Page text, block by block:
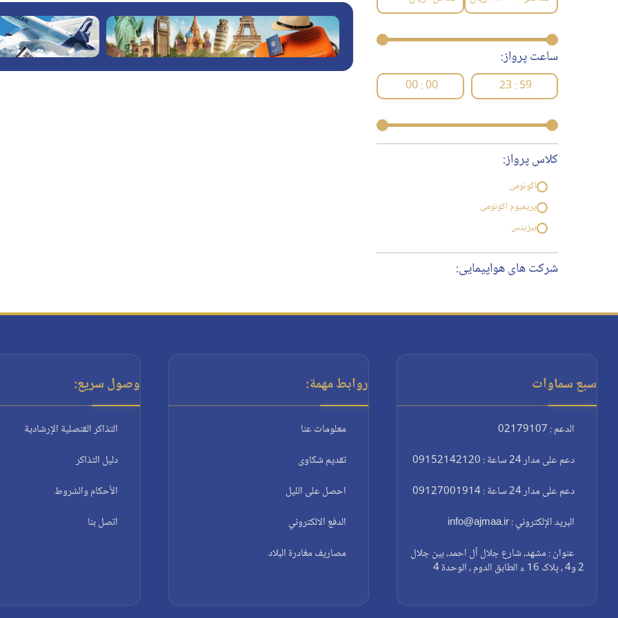
ساعت پرواز:
23 : 59
00 : 00
کلاس پرواز:
اکونومی
پریمیوم اکونومی
بیزینس
شرکت های هواپیمایی:
سبع سماوات
الدعم : 02179107
دعم على مدار 24 ساعة : 09152142120
دعم على مدار 24 ساعة : 09127001914
البريد الإلكتروني : info@ajmaa.ir
عنوان : مشهد، شارع جلال آل احمد، بين جلال
2 و4 ، پلاک 16 ء الطابق الدوم ، الوحدة 4
روابط مهمة:
معلومات عنا
تقديم شكاوى
احصل على الليل
الدفع الالكتروني
مصاريف مغادرة البلاد
وصول سريع:
التذاكر القنصلية الإرشادية
دليل التذاكر
الأحكام والشروط
اتصل بنا